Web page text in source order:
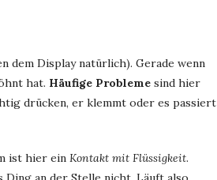
dem Display natürlich). Gerade wenn
hat. Häufige Probleme sind hier
drücken, er klemmt oder es passiert
ist hier ein Kontakt mit Flüssigkeit.